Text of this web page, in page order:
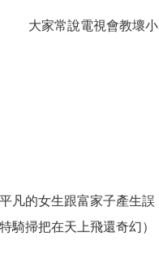
大家常說電視會教壞小
凡的女生跟富家子產生誤
騎掃把在天上飛還奇幻）